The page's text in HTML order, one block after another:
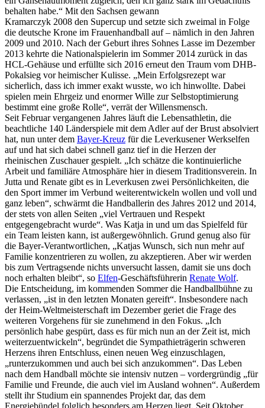
behalten habe.“ Mit den Sachsen gewann
Kramarczyk 2008 den Supercup und setzte sich zweimal in Folge
die deutsche Krone im Frauenhandball auf – nämlich in den Jahren
2009 und 2010. Nach der Geburt ihres Sohnes Lasse im Dezember
2013 kehrte die Nationalspielerin im Sommer 2014 zurück in das
HCL-Gehäuse und erfüllte sich 2016 erneut den Traum vom DHB-
Pokalsieg vor heimischer Kulisse. „Mein Erfolgsrezept war
sicherlich, dass ich immer exakt wusste, wo ich hinwollte. Dabei
spielen mein Ehrgeiz und enormer Wille zur Selbstoptimierung
bestimmt eine große Rolle“, verrät der Willensmensch.
Seit Februar vergangenen Jahres läuft die Lebensathletin, die
beachtliche 140 Länderspiele mit dem Adler auf der Brust absolviert
hat, nun unter dem Bayer-Kreuz für die Leverkusener Werkselfen
auf und hat sich dabei schnell ganz tief in die Herzen der
rheinischen Zuschauer gespielt. „Ich schätze die kontinuierliche
Arbeit und familiäre Atmosphäre hier in diesem Traditionsverein. In
Jutta und Renate gibt es in Leverkusen zwei Persönlichkeiten, die
den Sport immer im Verbund weiterentwickeln wollen und voll und
ganz leben“, schwärmt die Handballerin des Jahres 2012 und 2014,
der stets von allen Seiten „viel Vertrauen und Respekt
entgegengebracht wurde“. Was Katja in und um das Spielfeld für
ein Team leisten kann, ist außergewöhnlich. Grund genug also für
die Bayer-Verantwortlichen, „Katjas Wunsch, sich nun mehr auf
Familie konzentrieren zu wollen, zu akzeptieren. Aber wir werden
bis zum Vertragsende nichts unversucht lassen, damit sie uns doch
noch erhalten bleibt“, so Elfen-Geschäftsführerin Renate Wolf.
Die Entscheidung, im kommenden Sommer die Handballbühne zu
verlassen, „ist in den letzten Monaten gereift“. Insbesondere nach
der Heim-Weltmeisterschaft im Dezember geriet die Frage des
weiteren Vorgehens für sie zunehmend in den Fokus. „Ich
persönlich habe gespürt, dass es für mich nun an der Zeit ist, mich
weiterzuentwickeln“, begründet die Sympathieträgerin schweren
Herzens ihren Entschluss, einen neuen Weg einzuschlagen,
„runterzukommen und auch bei sich anzukommen“. Das Leben
nach dem Handball möchte sie intensiv nutzen – vordergründig „für
Familie und Freunde, die auch viel im Ausland wohnen“. Außerdem
stellt ihr Studium ein spannendes Projekt dar, das dem
Energiebündel folglich besonders am Herzen liegt. Seit Oktober